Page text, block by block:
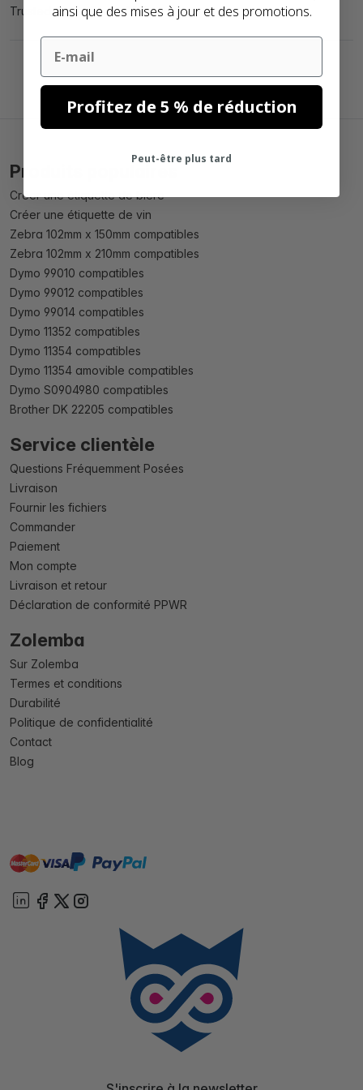
Trustedshops, 5 nov. 2018
Produits populaires
Créer une étiquette de bière
Créer une étiquette de vin
Zebra 102mm x 150mm compatibles
Zebra 102mm x 210mm compatibles
Dymo 99010 compatibles
Dymo 99012 compatibles
Dymo 99014 compatibles
Dymo 11352 compatibles
Dymo 11354 compatibles
Dymo 11354 amovible compatibles
Dymo S0904980 compatibles
Brother DK 22205 compatibles
Service clientèle
Questions Fréquemment Posées
Livraison
Fournir les fichiers
Commander
Paiement
Mon compte
Livraison et retour
Déclaration de conformité PPWR
Zolemba
Sur Zolemba
Termes et conditions
Durabilité
Politique de confidentialité
Contact
Blog
mastervisa paypal
ainsi que des mises à jour et des promotions.
Email
Profitez de 5 % de réduction
Peut-être plus tard